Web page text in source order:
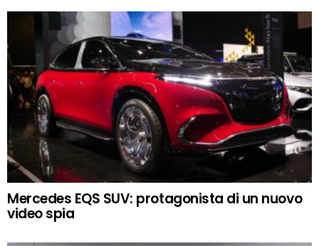
Mercedes EQS SUV: protagonista di un nuovo
video spia